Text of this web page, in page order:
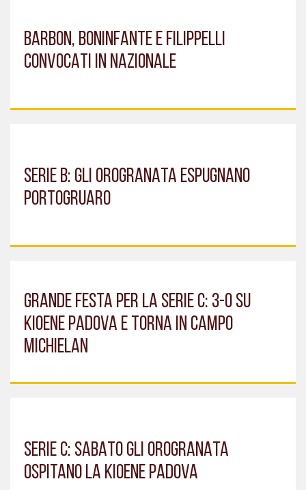
BARBON, BONINFANTE E FILIPPELLI
CONVOCATI IN NAZIONALE
SERIE B: GLI OROGRANATA ESPUGNANO
PORTOGRUARO
GRANDE FESTA PER LA SERIE C: 3-0 SU
KIOENE PADOVA E TORNA IN CAMPO
MICHIELAN
SERIE C: SABATO GLI OROGRANATA
OSPITANO LA KIOENE PADOVA